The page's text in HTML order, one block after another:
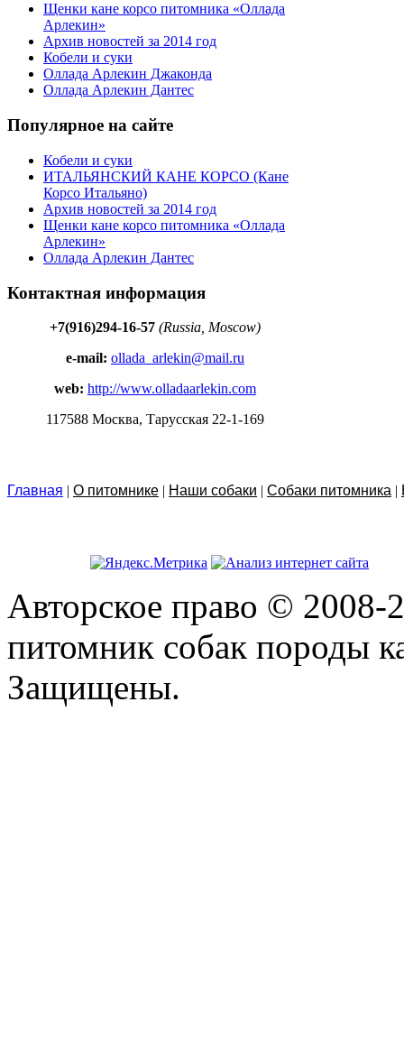
Щенки кане корсо питомника «Оллада
Арлекин»
Архив новостей за 2014 год
Кобели и суки
Оллада Арлекин Джаконда
Оллада Арлекин Дантес
Популярное на сайте
Кобели и суки
ИТАЛЬЯНСКИЙ КАНЕ КОРСО (Кане
Корсо Итальяно)
Архив новостей за 2014 год
Щенки кане корсо питомника «Оллада
Арлекин»
Оллада Арлекин Дантес
Контактная информация
+7(916)294-16-57 (Russia, Moscow)
e-mail: ollada_arlekin@mail.ru
web: http://www.olladaarlekin.com
117588 Москва, Тарусская 22-1-169
Главная | О питомнике | Наши собаки | Собаки питомника |
Авторское право ©
питомник собак породы
Защищены.